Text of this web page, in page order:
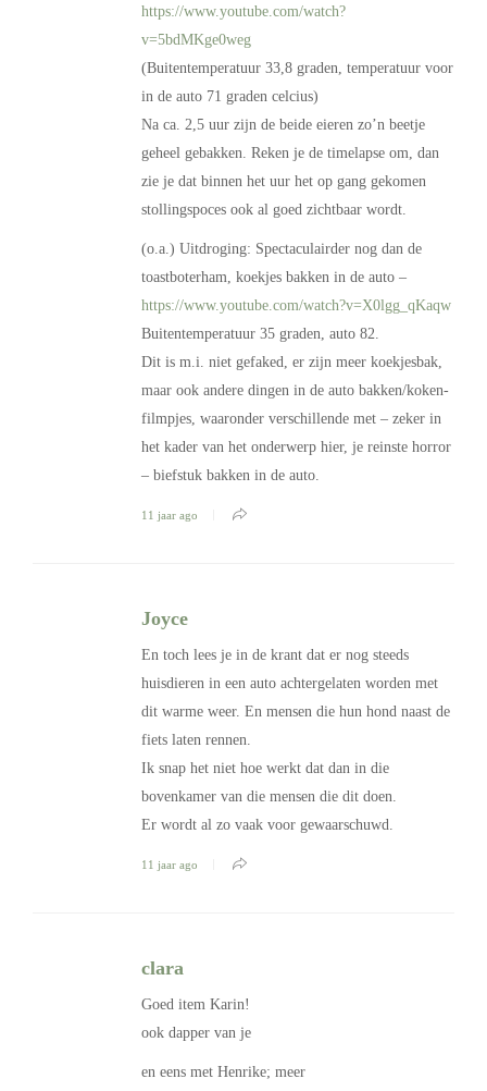
https://www.youtube.com/watch?
v=5bdMKge0weg
(Buitentemperatuur 33,8 graden, temperatuur voor
in de auto 71 graden celcius)
Na ca. 2,5 uur zijn de beide eieren zo’n beetje
geheel gebakken. Reken je de timelapse om, dan
zie je dat binnen het uur het op gang gekomen
stollingspoces ook al goed zichtbaar wordt.
(o.a.) Uitdroging: Spectaculairder nog dan de
toastboterham, koekjes bakken in de auto –
https://www.youtube.com/watch?v=X0lgg_qKaqw
Buitentemperatuur 35 graden, auto 82.
Dit is m.i. niet gefaked, er zijn meer koekjesbak,
maar ook andere dingen in de auto bakken/koken-
filmpjes, waaronder verschillende met – zeker in
het kader van het onderwerp hier, je reinste horror
– biefstuk bakken in de auto.
11 jaar ago
Joyce
En toch lees je in de krant dat er nog steeds
huisdieren in een auto achtergelaten worden met
dit warme weer. En mensen die hun hond naast de
fiets laten rennen.
Ik snap het niet hoe werkt dat dan in die
bovenkamer van die mensen die dit doen.
Er wordt al zo vaak voor gewaarschuwd.
11 jaar ago
clara
Goed item Karin!
ook dapper van je
en eens met Henrike; meer